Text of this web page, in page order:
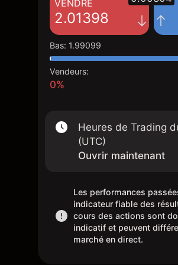
VENDRE
2.01398
Bas: 1.99099
Vendeurs:
0%
Heures de Trading
(UTC)
Ouvrir maintenant
Les performances
indicateur fiable des
cours des actions sont
indicatif et peuvent
marché en direct.